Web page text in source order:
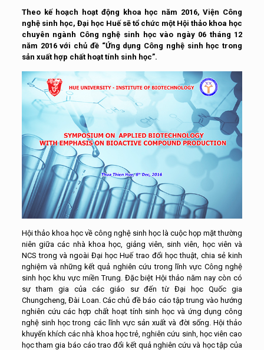
Theo kế hoạch hoạt động khoa học năm 2016, Viện Công
nghệ sinh học, Đại học Huế sẽ tổ chức một Hội thảo khoa học
chuyên ngành Công nghệ sinh học vào ngày 06 tháng 12
năm 2016 với chủ đề “Ứng dụng Công nghệ sinh học trong
sản xuất hợp chất hoạt tính sinh học”.
Hội thảo khoa học về công nghệ sinh học là cuộc họp mặt thường
niên giữa các nhà khoa học, giảng viên, sinh viên, học viên và
NCS trong và ngoài Đại học Huế trao đổi học thuật, chia sẻ kinh
nghiệm và những kết quả nghiên cứu trong lĩnh vực Công nghệ
sinh học khu vực miền Trung. Đặc biệt Hội thảo năm nay còn có
sự tham gia của các giáo sư đến từ Đại học Quốc gia
Chungcheng, Đài Loan. Các chủ đề báo cáo tập trung vào hướng
nghiên cứu các hợp chất hoạt tính sinh học và ứng dụng công
nghệ sinh học trong các lĩnh vực sản xuất và đời sống. Hội thảo
khuyến khích các nhà khoa học trẻ, nghiên cứu sinh, học viên cao
học tham gia báo cáo trao đổi kết quả nghiên cứu và học tập của